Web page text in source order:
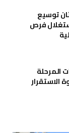
توسيع
فرص
المرحلة
الاستقرار